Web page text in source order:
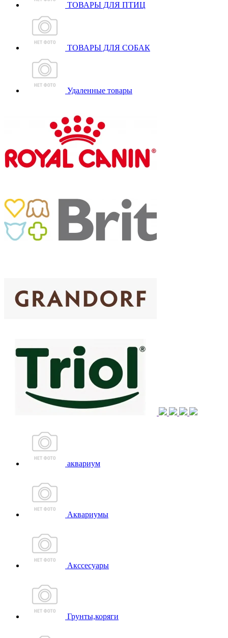
ТОВАРЫ ДЛЯ ПТИЦ
ТОВАРЫ ДЛЯ СОБАК
Удаленные товары
аквариум
Аквариумы
Акссесуары
Грунты,коряги